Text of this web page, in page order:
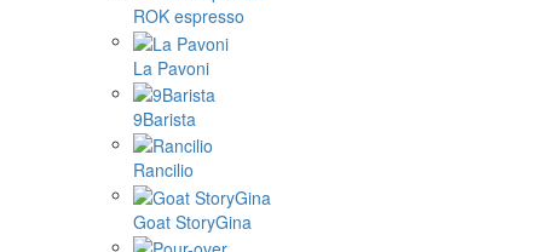
ROK espresso
La Pavoni
9Barista
Rancilio
Goat StoryGina